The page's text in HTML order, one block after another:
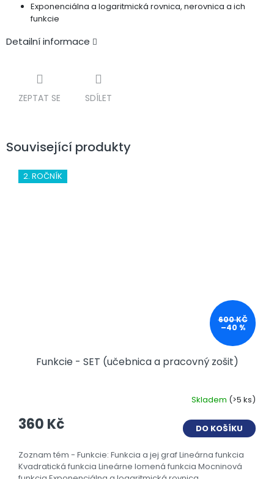
Exponenciálna a logaritmická rovnica, nerovnica a ich
funkcie
Detailní informace
ZEPTAT SE SDÍLET
Související produkty
2. ROČNÍK
600 KČ
–40 %
Funkcie - SET (učebnica a pracovný zošit)
Skladem (>5 ks)
360 Kč DO KOŠÍKU
Zoznam tém - Funkcie: Funkcia a jej graf Lineárna funkcia
Kvadratická funkcia Lineárne lomená funkcia Mocninová